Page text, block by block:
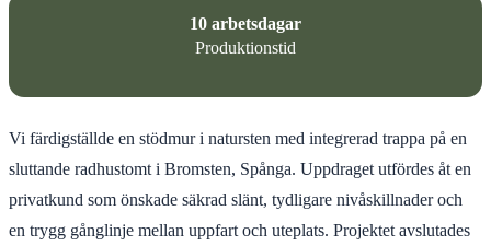
10 arbetsdagar
Produktionstid
Vi färdigställde en stödmur i natursten med integrerad trappa på en
sluttande radhustomt i Bromsten, Spånga. Uppdraget utfördes åt en
privatkund som önskade säkrad slänt, tydligare nivåskillnader och
en trygg gånglinje mellan uppfart och uteplats. Projektet avslutades